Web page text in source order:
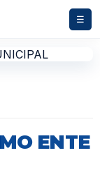
☰
ENTE